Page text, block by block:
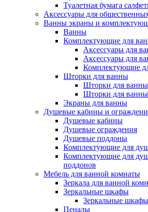
Туалетная бумага
Аксессуары для
Ванны экраны и
Ванны
Комплектующие для
Аксессуары для
Аксессуары для
Комплектующие
Шторки для ванны
Шторки для
Шторки для ванны
Экраны для ванны
Душевые кабины и
Душевые кабины
Душевые ограждения
Душевые поддоны
Комплектующие для
Комплектующие для
поддонов
Мебель для ванной комнаты
Зеркала для ванной
Зеркальные шкафы
Зеркальные
Пеналы